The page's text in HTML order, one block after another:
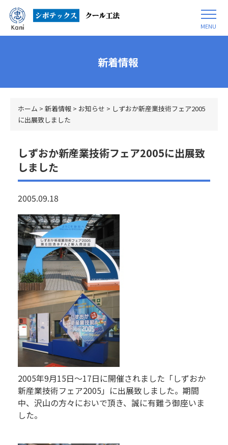
MENU
新着情報
ホーム > 新着情報 > お知らせ > しずおか新産業技術フェア2005
に出展致しました
しずおか新産業技術フェア2005に出展致
しました
2005.09.18
2005年9月15日～17日に開催されました「しずおか
新産業技術フェア2005」に出展致しました。期間
中、沢山の方々においで頂き、誠に有難う御座いま
した。